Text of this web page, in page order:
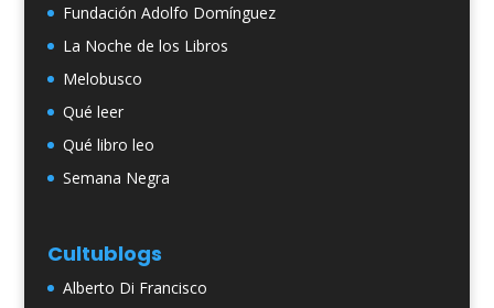
Fundación Adolfo Domínguez
La Noche de los Libros
Melobusco
Qué leer
Qué libro leo
Semana Negra
Cultublogs
Alberto Di Francisco